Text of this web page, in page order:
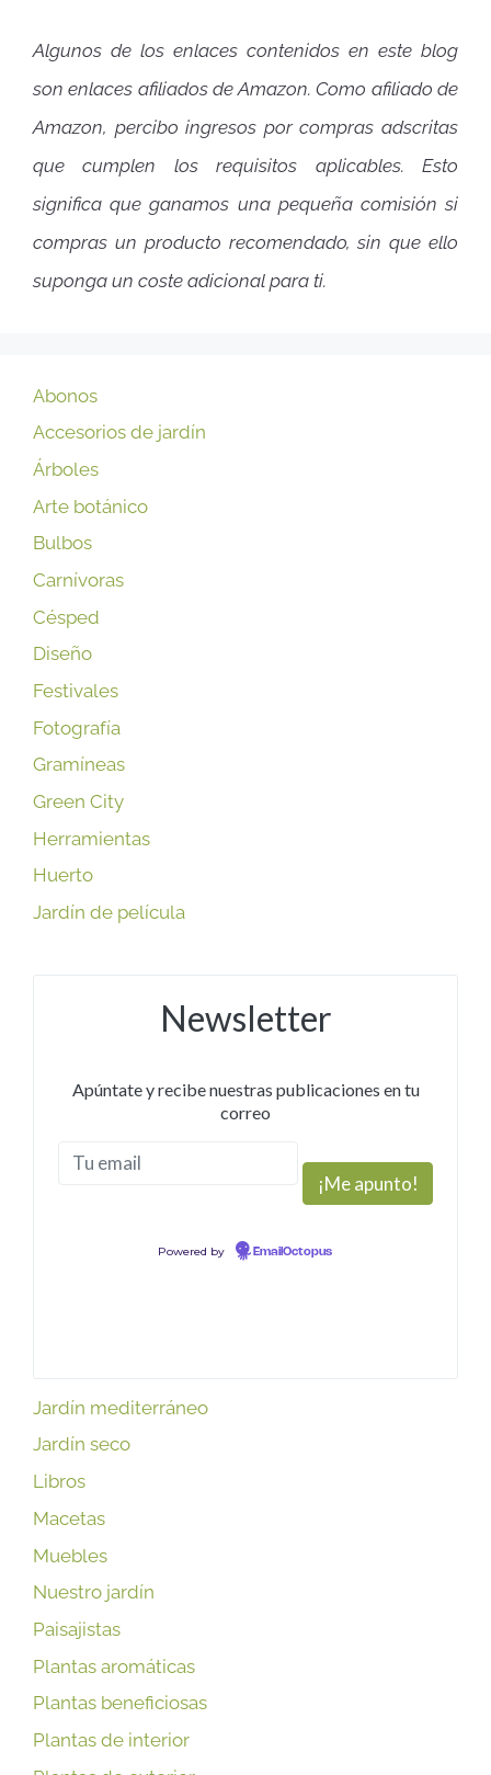
Algunos de los enlaces contenidos en este blog
son enlaces afiliados de Amazon. Como afiliado de
Amazon, percibo ingresos por compras adscritas
que cumplen los requisitos aplicables. Esto
significa que ganamos una pequeña comisión si
compras un producto recomendado, sin que ello
suponga un coste adicional para ti.
Abonos
Accesorios de jardín
Árboles
Arte botánico
Bulbos
Carnívoras
Césped
Diseño
Festivales
Fotografía
Gramíneas
Green City
Herramientas
Huerto
Jardín de película
Newsletter
Apúntate y recibe nuestras publicaciones en tu
correo
Powered by EmailOctopus
Jardín mediterráneo
Jardín seco
Libros
Macetas
Muebles
Nuestro jardín
Paisajistas
Plantas aromáticas
Plantas beneficiosas
Plantas de interior